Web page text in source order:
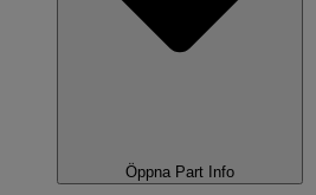
Öppna Part Info